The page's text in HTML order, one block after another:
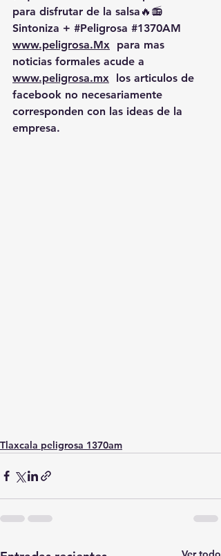
para disfrutar de la salsa🔥📻
Sintoniza + #Peligrosa #1370AM
www.peligrosa.Mx para mas
noticias formales acude a
www.peligrosa.mx los articulos de
facebook no necesariamente
corresponden con las ideas de la
empresa.
Tlaxcala peligrosa 1370am